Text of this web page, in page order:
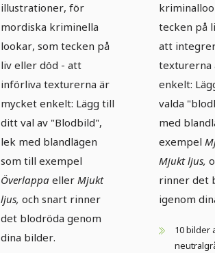
illustrationer, för
mordiska kriminella
lookar, som tecken på
liv eller död - att
införliva texturerna är
mycket enkelt: Lägg till
ditt val av "Blodbild",
lek med blandlägen
som till exempel
Överlappa eller Mjukt
ljus, och snart rinner
det blodröda genom
dina bilder.
tecken på
att
enkelt:
valda
med
exempel
Mjukt ljus,
rinner det
igenom
10 bilder